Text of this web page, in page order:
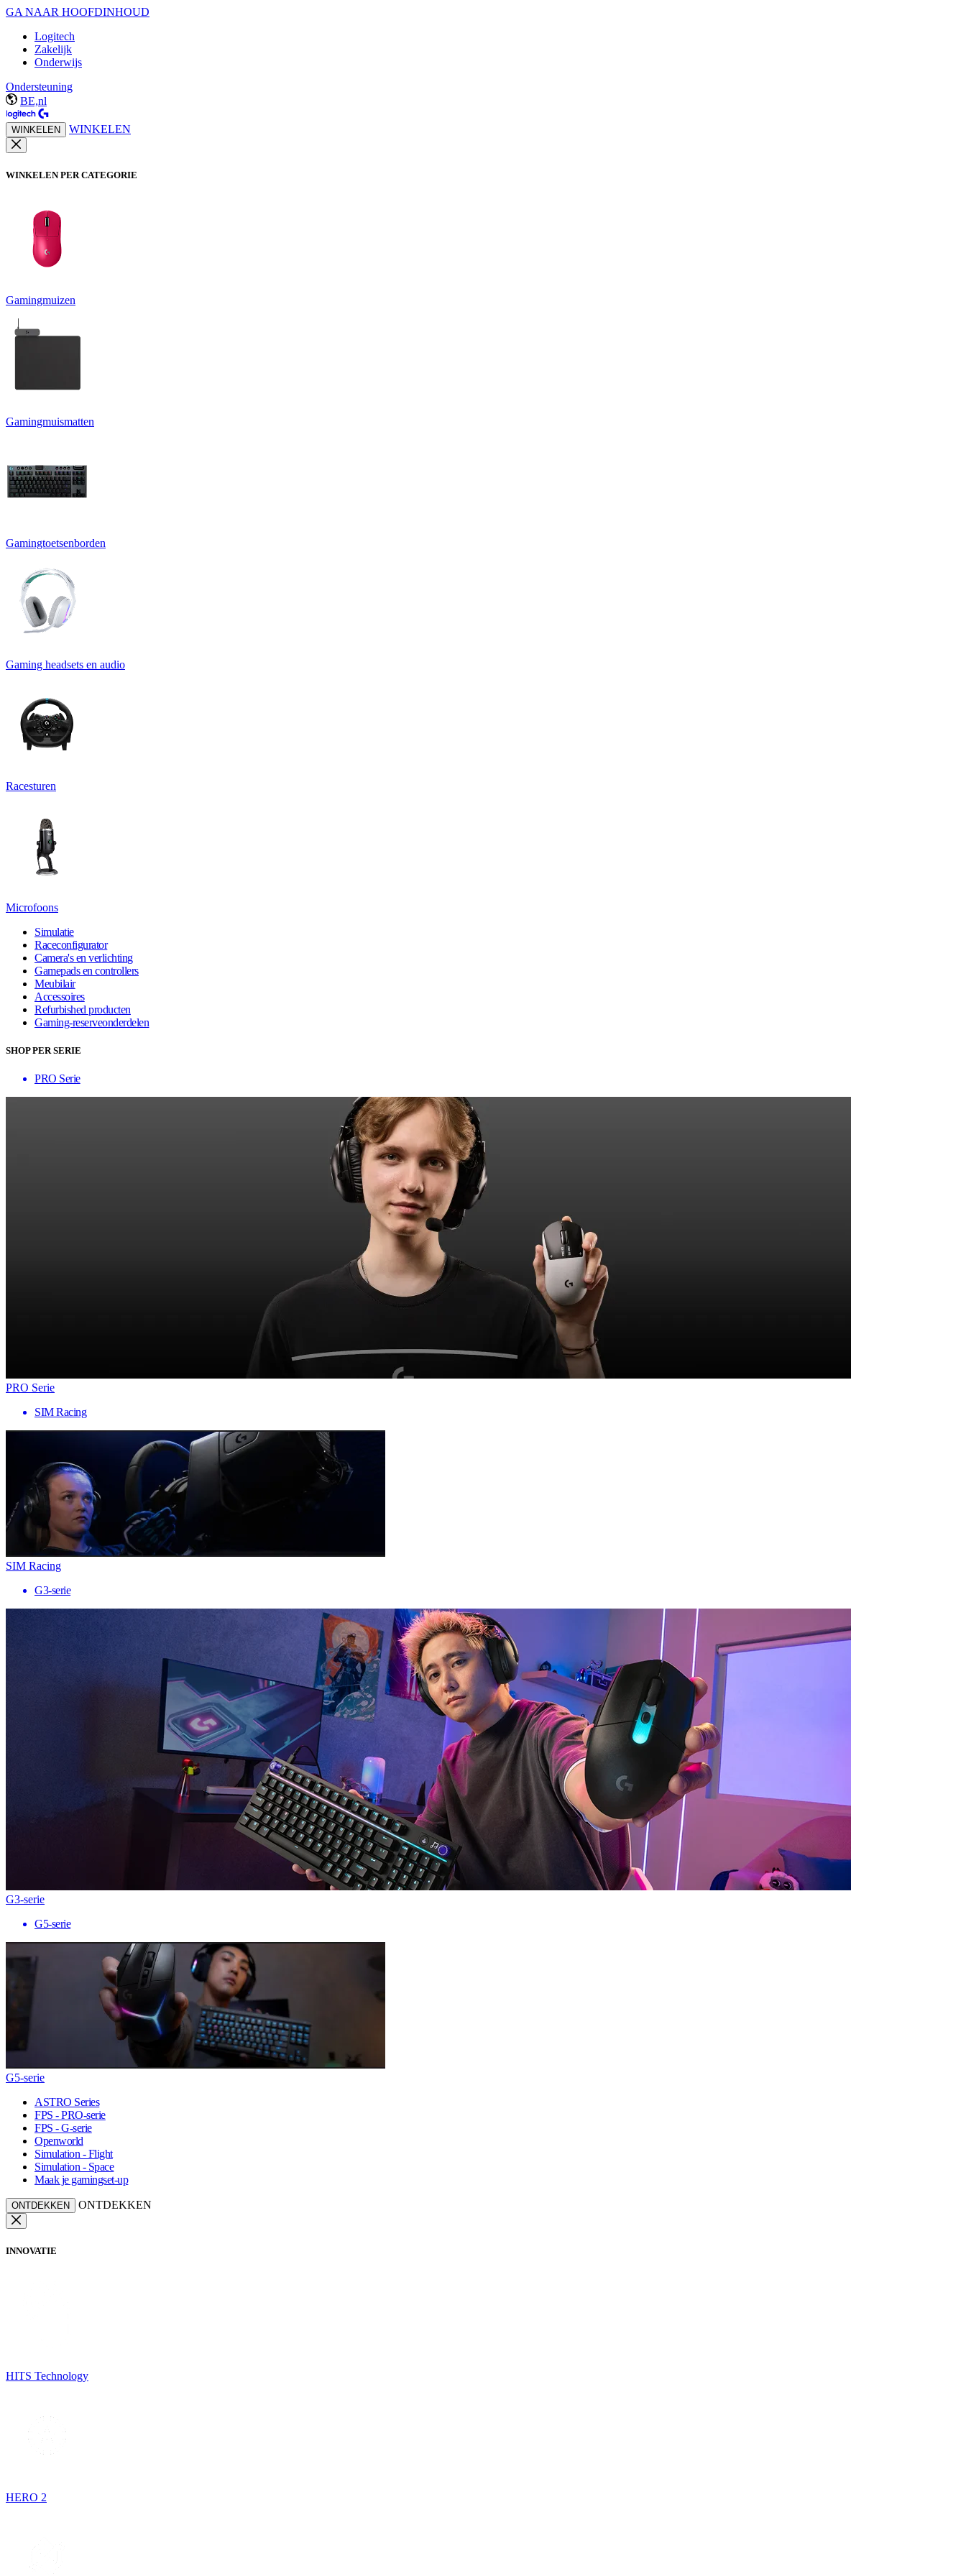
GA NAAR HOOFDINHOUD
Logitech
Zakelijk
Onderwijs
Ondersteuning
BE,nl
WINKELEN WINKELEN
WINKELEN PER CATEGORIE
Gamingmuizen
Gamingmuismatten
Gamingtoetsenborden
Gaming headsets en audio
Racesturen
Microfoons
Simulatie
Raceconfigurator
Camera's en verlichting
Gamepads en controllers
Meubilair
Accessoires
Refurbished producten
Gaming-reserveonderdelen
SHOP PER SERIE
PRO Serie
PRO Serie
SIM Racing
SIM Racing
G3-serie
G3-serie
G5-serie
G5-serie
ASTRO Series
FPS - PRO-serie
FPS - G-serie
Openworld
Simulation - Flight
Simulation - Space
Maak je gamingset-up
ONTDEKKEN ONTDEKKEN
INNOVATIE
HITS Technology
HERO 2